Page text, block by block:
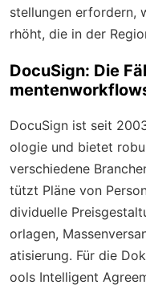
stellungen erfordern,
rhöht, die in der
DocuSign: Die
DocuSign ist seit
ologie und bietet
verschiedene
tützt Pläne von
dividuelle
orlagen,
atisierung. Für die
ools Intelligent